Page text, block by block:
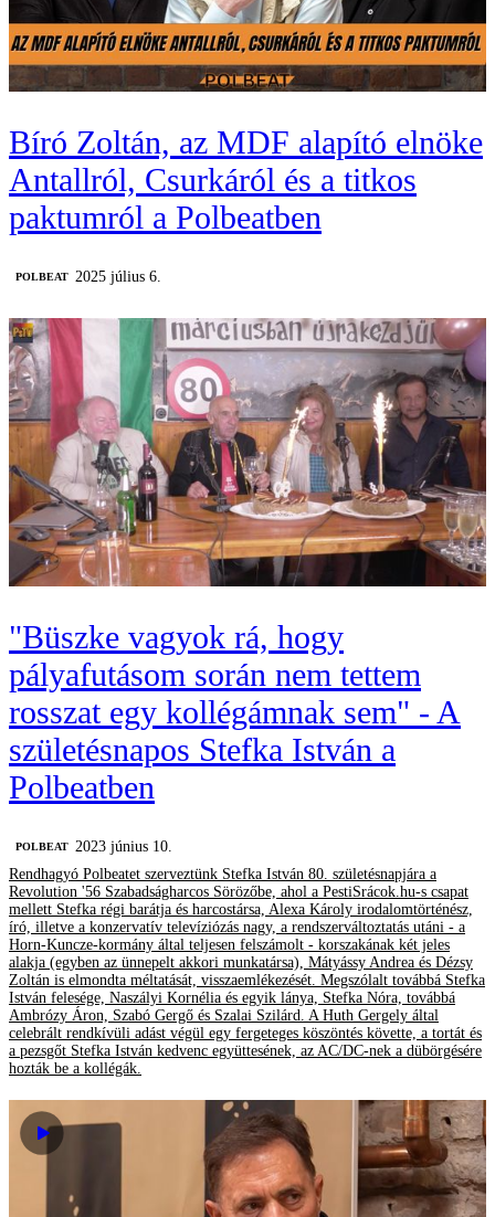
Bíró Zoltán, az MDF alapító elnöke
Antallról, Csurkáról és a titkos
paktumról a Polbeatben
‎POLBEAT 2025 július 6.
"Büszke vagyok rá, hogy
pályafutásom során nem tettem
rosszat egy kollégámnak sem" - A
születésnapos Stefka István a
Polbeatben
‎POLBEAT
2023 június 10.
Rendhagyó Polbeatet szerveztünk Stefka István 80. születésnapjára a
Revolution '56 Szabadságharcos Sörözőbe, ahol a PestiSrácok.hu-s csapat
mellett Stefka régi barátja és harcostársa, Alexa Károly irodalomtörténész,
író, illetve a konzervatív televíziózás nagy, a rendszerváltoztatás utáni - a
Horn-Kuncze-kormány által teljesen felszámolt - korszakának két jeles
alakja (egyben az ünnepelt akkori munkatársa), Mátyássy Andrea és Dézsy
Zoltán is elmondta méltatását, visszaemlékezését. Megszólalt továbbá Stefka
István felesége, Naszályi Kornélia és egyik lánya, Stefka Nóra, továbbá
Ambrózy Áron, Szabó Gergő és Szalai Szilárd. A Huth Gergely által
celebrált rendkívüli adást végül egy fergeteges köszöntés követte, a tortát és
a pezsgőt Stefka István kedvenc együttesének, az AC/DC-nek a dübörgésére
hozták be a kollégák.